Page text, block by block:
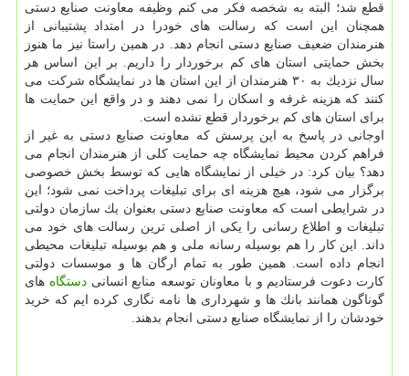
قطع شد؛ البته به شخصه فكر می كنم وظیفه معاونت صنایع دستی
همچنان این است كه رسالت های خودرا در امتداد پشتیبانی از
هنرمندان ضعیف صنایع دستی انجام دهد. در همین راستا نیز ما هنوز
بخش حمایتی استان های كم برخوردار را داریم. بر این اساس هر
سال نزدیك به ۳۰ هنرمندان از این استان ها در نمایشگاه شركت می
كنند كه هزینه غرفه و اسكان را نمی دهند و در واقع این حمایت ها
برای استان های كم برخوردار قطع نشده است.
اوجانی در پاسخ به این پرسش كه معاونت صنایع دستی به غیر از
فراهم كردن محیط نمایشگاه چه حمایت كلی از هنرمندان انجام می
دهد؟ بیان كرد: در خیلی از نمایشگاه هایی كه توسط بخش خصوصی
برگزار می شود، هیچ هزینه ای برای تبلیغات پرداخت نمی شود؛ این
در شرایطی است كه معاونت صنایع دستی بعنوان یك سازمان دولتی
تبلیغات و اطلاع رسانی را یكی از اصلی ترین رسالت های خود می
داند. این كار را هم بوسیله رسانه ملی و هم بوسیله تبلیغات محیطی
انجام داده است. همین طور به تمام ارگان ها و موسسات دولتی
كارت دعوت فرستادیم و با معاونان توسعه منابع انسانیدستگاه های
گوناگون همانند بانك ها و شهرداری ها نامه نگاری كرده ایم كه خرید
خودشان را از نمایشگاه صنایع دستی انجام بدهند.